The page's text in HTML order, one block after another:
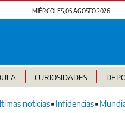
MIÉRCOLES, 05 AGOSTO 2026
CURIOSIDADES
noticias Infidencias